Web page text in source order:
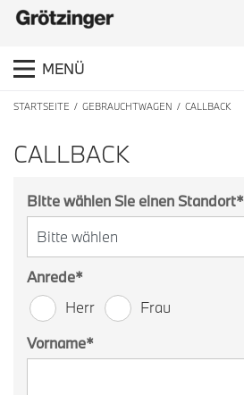
MENÜ
STARTSEITE GEBRAUCHTWAGEN CALLBACK
CALLBACK
Bitte wählen Sie einen Standort*
Anrede*
Herr
Frau
Vorname*